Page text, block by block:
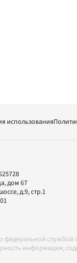
использования
дом 67
д.9, стр.1